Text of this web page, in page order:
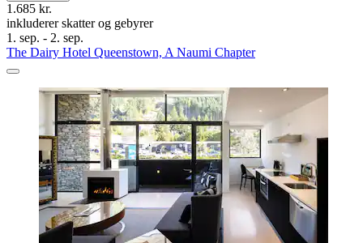
1.685 kr.
inkluderer skatter og gebyrer
1. sep. - 2. sep.
The Dairy Hotel Queenstown, A Naumi Chapter